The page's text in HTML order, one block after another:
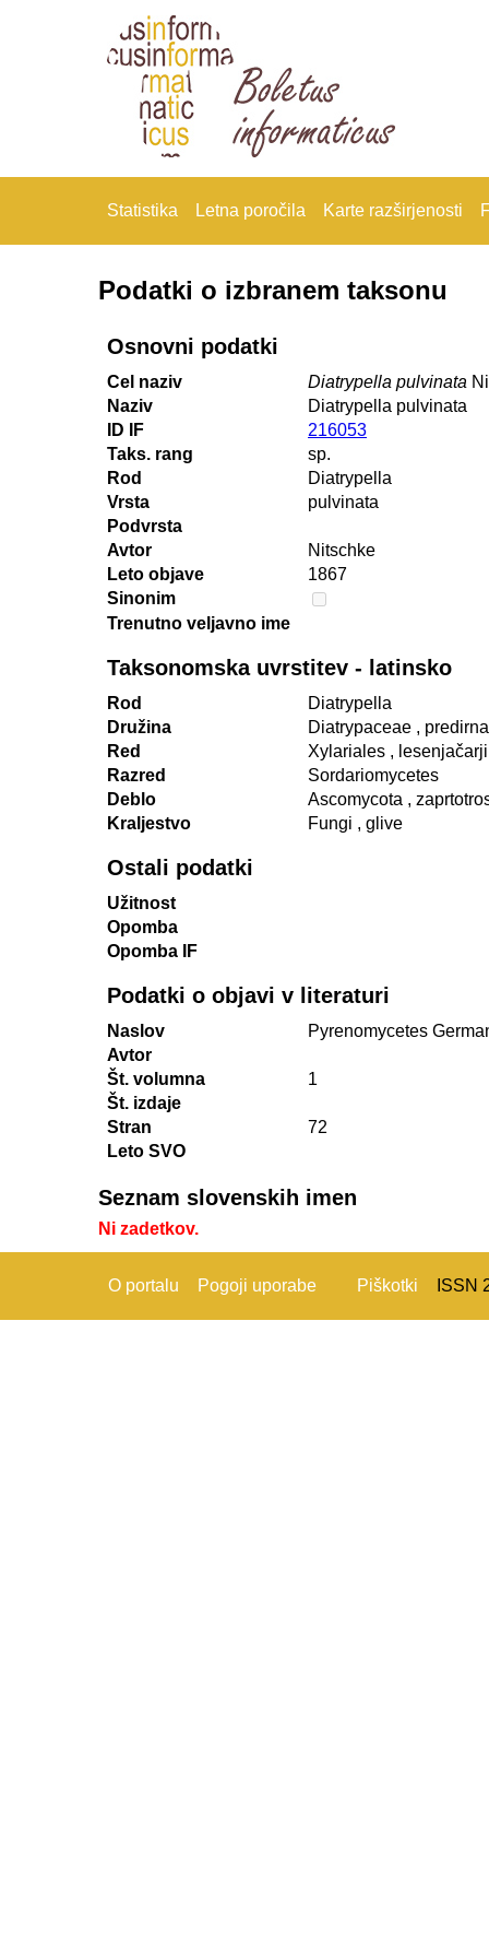
Statistika Letna poročila Karte razširjenosti
Podatki o izbranem taksonu
Osnovni podatki
Cel naziv Diatrypella pulvinata
Naziv
Diatrypella pulvinata
ID IF
216053
Taks. rang
sp.
Rod
Diatrypella
Vrsta
pulvinata
Podvrsta
Avtor
Nitschke
Leto objave
1867
Sinonim
Trenutno veljavno ime
Taksonomska uvrstitev - latinsko
Rod
Diatrypella
Družina
Diatrypaceae ,
Red
Xylariales , lesenjačarji
Razred
Sordariomycetes
Deblo
Ascomycota ,
Kraljestvo
Fungi , glive
Ostali podatki
Užitnost
Opomba
Opomba IF
Podatki o objavi v literaturi
Naslov
Pyrenomycetes
Avtor
Št. volumna
1
Št. izdaje
Stran
72
Leto SVO
Seznam slovenskih imen
Ni zadetkov.
O portalu Pogoji uporabe Piškotki ISSN